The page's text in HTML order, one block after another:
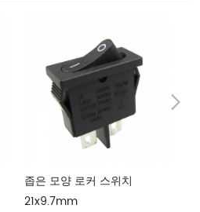
좁은 모양 로커 스위치
21x9.7mm